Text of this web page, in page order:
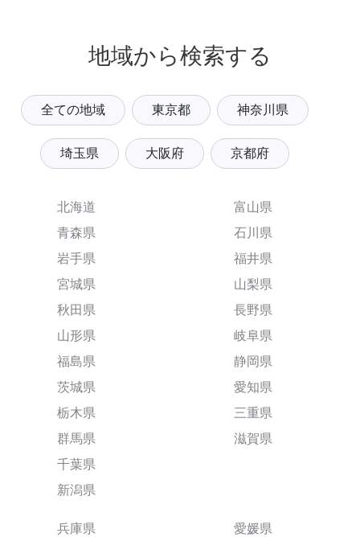
地域から検索する
全ての地域 東京都 神奈川県
埼玉県 大阪府 京都府
北海道
青森県
岩手県
宮城県
秋田県
山形県
福島県
茨城県
栃木県
群馬県
千葉県
新潟県
富山県
石川県
福井県
山梨県
長野県
岐阜県
静岡県
愛知県
三重県
滋賀県
兵庫県
愛媛県